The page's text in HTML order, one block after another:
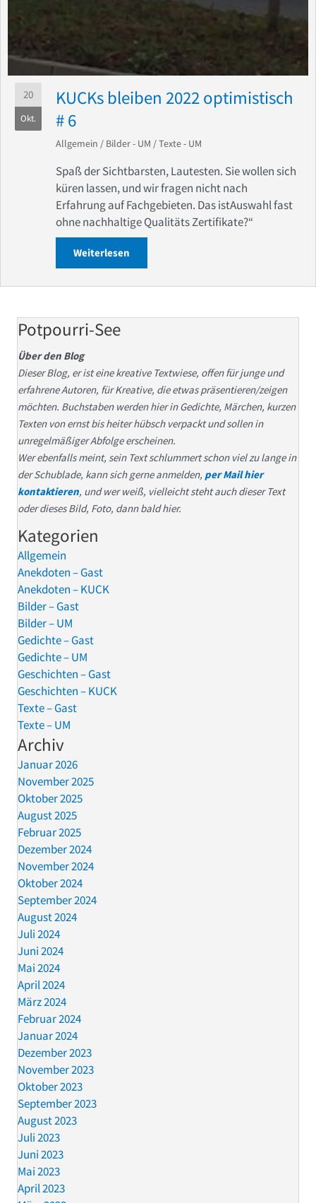
20
Okt.
KUCKs bleiben 2022 optimistisch
# 6
Allgemein / Bilder - UM /Texte - UM
Spaß der Sichtbarsten, Lautesten. Sie wollen sich
küren lassen, und wir fragen nicht nach
Erfahrung auf Fachgebieten. Das istAuswahl fast
ohne nachhaltige Qualitäts Zertifikate?“
Weiterlesen
Potpourri-See
Über den Blog
Dieser Blog, er ist eine kreative Textwiese, offen für junge und
erfahrene Autoren, für Kreative, die etwas präsentieren/zeigen
möchten. Buchstaben werden hier in Gedichte, Märchen, kurzen
Texten von ernst bis heiter hübsch verpackt und sollen in
unregelmäßiger Abfolge erscheinen.
Wer ebenfalls meint, sein Text schlummert schon viel zu lange in
der Schublade, kann sich gerne anmelden, per Mail hier
kontaktieren, und wer weiß, vielleicht steht auch dieser Text
oder dieses Bild, Foto, dann bald hier.
Kategorien
Allgemein
Anekdoten – Gast
Anekdoten – KUCK
Bilder – Gast
Bilder – UM
Gedichte – Gast
Gedichte – UM
Geschichten – Gast
Geschichten – KUCK
Texte – Gast
Texte – UM
Archiv
Januar 2026
November 2025
Oktober 2025
August 2025
Februar 2025
Dezember 2024
November 2024
Oktober 2024
September 2024
August 2024
Juli 2024
Juni 2024
Mai 2024
April 2024
März 2024
Februar 2024
Januar 2024
Dezember 2023
November 2023
Oktober 2023
September 2023
August 2023
Juli 2023
Juni 2023
Mai 2023
April 2023